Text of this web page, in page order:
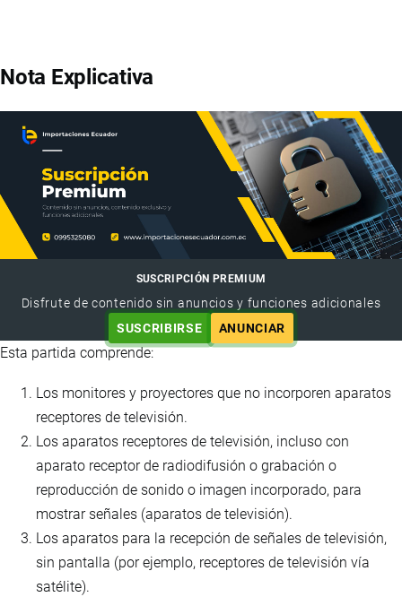
Nota Explicativa
SUSCRIPCIÓN PREMIUM
Disfrute de contenido sin anuncios y funciones adicionales
SUSCRIBIRSE
ANUNCIAR
Esta partida comprende:
Los monitores y proyectores que no incorporen aparatos
receptores de televisión.
Los aparatos receptores de televisión, incluso con
aparato receptor de radiodifusión o grabación o
reproducción de sonido o imagen incorporado, para
mostrar señales (aparatos de televisión).
Los aparatos para la recepción de señales de televisión,
sin pantalla (por ejemplo, receptores de televisión vía
satélite).